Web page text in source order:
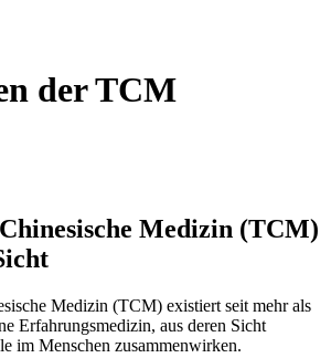
der TCM
Medizin (TCM)
Medizin (TCM) existiert seit mehr als
Erfahrungsmedizin, aus deren Sicht
im Menschen zusammenwirken.